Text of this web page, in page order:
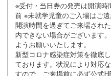
※受付・当日券の発売は開演
前 ※未就学児童のご入場はご遠
開演時間を過ぎてご来場され
内できない場合がございます
ようお願いいたします。
新型コロナ感染症対策を徹底
ております。状況により対応
すので、ご来場前に必ず公式